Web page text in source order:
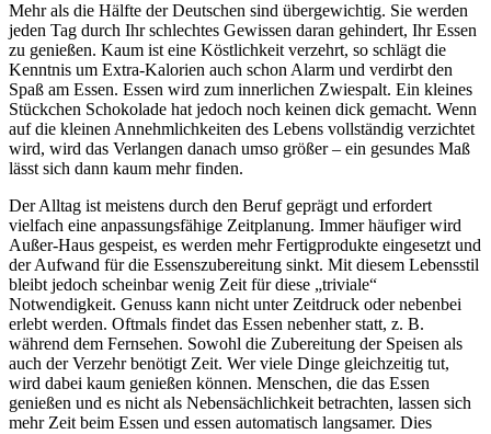
Mehr als die Hälfte der Deutschen sind übergewichtig. Sie werden
jeden Tag durch Ihr schlechtes Gewissen daran gehindert, Ihr Essen
zu genießen. Kaum ist eine Köstlichkeit verzehrt, so schlägt die
Kenntnis um Extra-Kalorien auch schon Alarm und verdirbt den
Spaß am Essen. Essen wird zum innerlichen Zwiespalt. Ein kleines
Stückchen Schokolade hat jedoch noch keinen dick gemacht. Wenn
auf die kleinen Annehmlichkeiten des Lebens vollständig verzichtet
wird, wird das Verlangen danach umso größer – ein gesundes Maß
lässt sich dann kaum mehr finden.
Der Alltag ist meistens durch den Beruf geprägt und erfordert
vielfach eine anpassungsfähige Zeitplanung. Immer häufiger wird
Außer-Haus gespeist, es werden mehr Fertigprodukte eingesetzt und
der Aufwand für die Essenszubereitung sinkt. Mit diesem Lebensstil
bleibt jedoch scheinbar wenig Zeit für diese „triviale“
Notwendigkeit. Genuss kann nicht unter Zeitdruck oder nebenbei
erlebt werden. Oftmals findet das Essen nebenher statt, z. B.
während dem Fernsehen. Sowohl die Zubereitung der Speisen als
auch der Verzehr benötigt Zeit. Wer viele Dinge gleichzeitig tut,
wird dabei kaum genießen können. Menschen, die das Essen
genießen und es nicht als Neben­sächlichkeit betrachten, lassen sich
mehr Zeit beim Essen und essen automatisch langsamer. Dies